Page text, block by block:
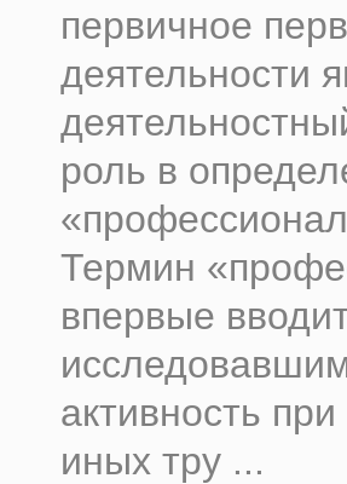
первичное
деятельности
роль в
Термин
впервые
активность
иных тру ...